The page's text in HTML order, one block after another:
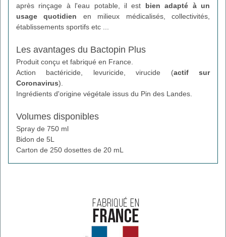
après rinçage à l'eau potable, il est bien adapté à un
usage quotidien en milieux médicalisés, collectivités,
établissements sportifs etc ...
Les avantages du Bactopin Plus
Produit conçu et fabriqué en France.
Action bactéricide, levuricide, virucide (actif sur
Coronavirus).
Ingrédients d'origine végétale issus du Pin des Landes.
Volumes disponibles
Spray de 750 ml
Bidon de 5L
Carton de 250 dosettes de 20 mL